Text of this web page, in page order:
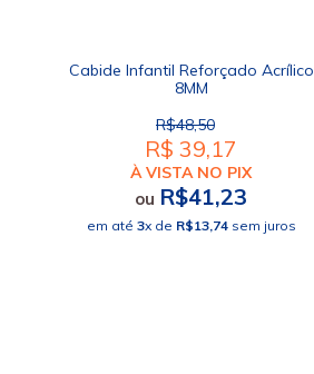
Cabide Infantil Reforçado Acrílico
8MM
R$48,50
R$ 39,17
À VISTA NO PIX
ou R$41,23
em até 3x de R$13,74sem juros